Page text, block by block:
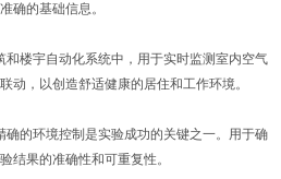
确的基础信息。
楼宇自动化系统中，用于实时监测室内空气
动，以创造舒适健康的居住和工作环境。
的环境控制是实验成功的关键之一。用于确
结果的准确性和可重复性。